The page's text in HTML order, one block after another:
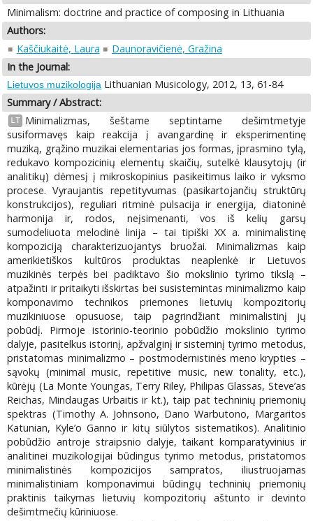
Minimalism: doctrine and practice of composing in Lithuania
Authors:
Kaščiukaitė, Laura
Daunoravičienė, Gražina
In the Journal:
Lietuvos muzikologija Lithuanian Musicology, 2012, 13, 61-84
Summary / Abstract:
LT
Minimalizmas, šeštame septintame dešimtmetyje
susiformavęs kaip reakcija į avangardinę ir eksperimentinę
muziką, grąžino muzikai elementarias jos formas, įprasmino tylą,
redukavo kompozicinių elementų skaičių, sutelkė klausytojų (ir
analitikų) dėmesį į mikroskopinius pasikeitimus laiko ir vyksmo
procese. Vyraujantis repetityvumas (pasikartojančių struktūrų
konstrukcijos), reguliari ritminė pulsacija ir energija, diatoninė
harmonija ir, rodos, neįsimenanti, vos iš kelių garsų
sumodeliuota melodinė linija – tai tipiški XX a. minimalistinę
kompoziciją charakterizuojantys bruožai. Minimalizmas kaip
amerikietiškos kultūros produktas neaplenkė ir Lietuvos
muzikinės terpės bei padiktavo šio mokslinio tyrimo tikslą –
atpažinti ir pritaikyti išskirtas bei susistemintas minimalizmo kaip
komponavimo technikos priemones lietuvių kompozitorių
muzikiniuose opusuose, taip pagrindžiant minimalistinį jų
pobūdį. Pirmoje istorinio-teorinio pobūdžio mokslinio tyrimo
dalyje, pasitelkus istorinį, apžvalginį ir sisteminį tyrimo metodus,
pristatomas minimalizmo – postmodernistinės meno krypties –
sąvokų (minimal music, repetitive music, new tonality, etc.),
kūrėjų (La Monte Youngas, Terry Riley, Philipas Glassas, Steve’as
Reichas, Mindaugas Urbaitis ir kt.), taip pat techninių priemonių
spektras (Timothy A. Johnsono, Dano Warbutono, Margaritos
Katunian, Kyle’o Ganno ir kitų siūlytos sistematikos). Analitinio
pobūdžio antroje straipsnio dalyje, taikant komparatyvinius ir
analitinei muzikologijai būdingus tyrimo metodus, pristatomos
minimalistinės kompozicijos sampratos, iliustruojamas
minimalistiniam komponavimui būdingų techninių priemonių
praktinis taikymas lietuvių kompozitorių aštunto ir devinto
dešimtmečių kūriniuose.